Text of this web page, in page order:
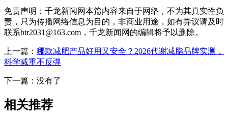
免责声明：千龙新闻网本篇内容来自于网络，不为其真实性负
责，只为传播网络信息为目的，非商业用途，如有异议请及时
联系btr2031@163.com，千龙新闻网的编辑将予以删除。
上一篇： 哪款减肥产品好用又安全？2026代谢减脂品牌实测，
科学减重不反弹
下一篇：没有了
相关推荐